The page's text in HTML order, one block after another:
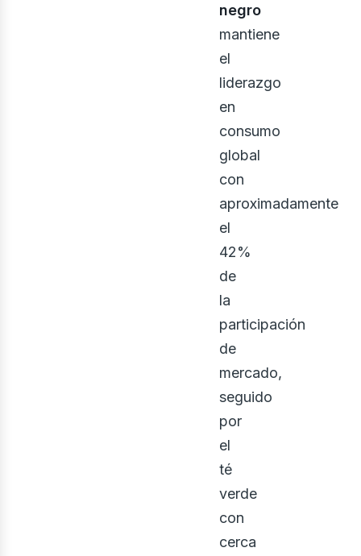
negro
mantiene
el
liderazgo
en
consumo
global
con
aproximadamente
el
42%
de
la
participación
de
mercado,
seguido
por
el
té
verde
con
cerca